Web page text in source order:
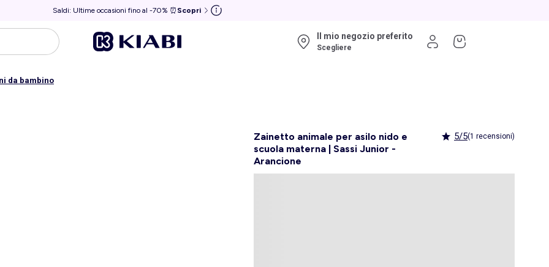
Saldi: Ultime occasioni fino al -70% ⏰ Scopri
Il mio negozio preferito
Scegliere
da bambino
Zainetto animale per asilo nido e
scuola materna | Sassi Junior -
Arancione
5/5(1 recensioni)